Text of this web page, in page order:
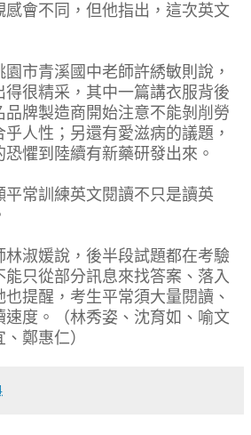
感會不同，但他指出，這次英文
市青溪國中老師許綉敏則說，
得很精采，其中一篇講衣服背後
品牌製造商開始注意不能剝削勞
人性；另還有愛滋病的議題，
懼到陸續有新藥研發出來。
常訓練英文閱讀不只是讀英
林淑媛說，後半段試題都在考驗
只從部分訊息來找答案、落入
提醒，考生平常須大量閱讀、
度。（林秀姿、沈育如、喻文
鄭惠仁）